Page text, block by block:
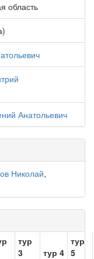
область
Анатольевич
Николай,
тур
3
тур 4
тур
5